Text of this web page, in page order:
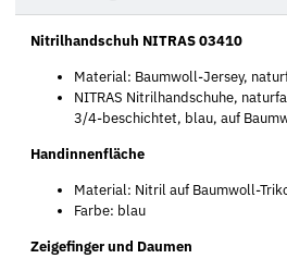
Nitrilhandschuh NITRAS 03410
Material: Baumwoll-Jersey,
NITRAS Nitrilhandschuhe,
3/4-beschichtet, blau, auf
Handinnenfläche
Material: Nitril auf Baumwoll-
Farbe: blau
Zeigefinger und Daumen